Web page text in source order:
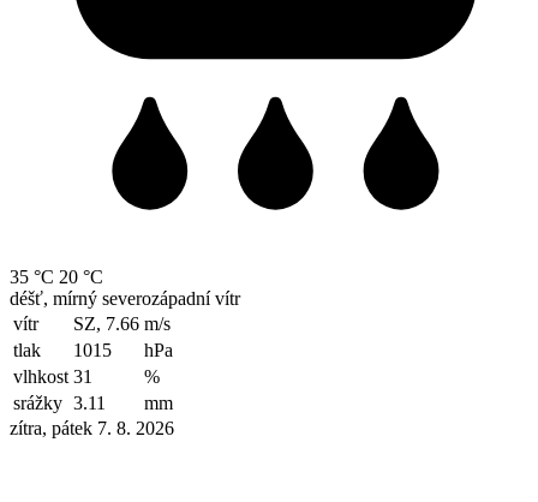
35 °C 20 °C
déšť, mírný severozápadní vítr
vítr
SZ, 7.66 m/s
tlak
1015
hPa
vlhkost 31
%
srážky 3.11
mm
zítra, pátek 7. 8. 2026